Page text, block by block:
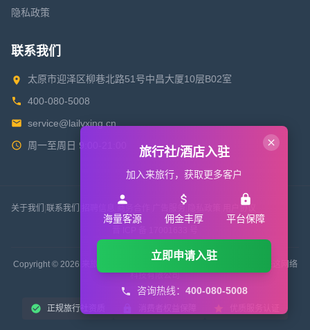
隐私政策
联系我们
太原市迎泽区柳巷北路51号中昌大厦10层B02室
400-080-5008
service@lailvxing.cn
周一至周日 9:00-21:00
关于我们 联系我们 用户协议
Copyright © 2026 来旅行旅游网 All Rights Reserved. 版权所有 山西来这网络
科技有限公司
正规旅行社资质
旅行社/酒店入驻
加入来旅行，获取更多客户
海量客源 佣金丰厚 平台保障
立即申请入驻
咨询热线： 400-080-5008